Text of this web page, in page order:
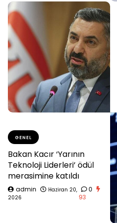
GENEL
Bakan Kacır ‘Yarının
Teknoloji Liderleri’ ödül
merasimine katıldı
admin
Haziran 20,
2026
0
93